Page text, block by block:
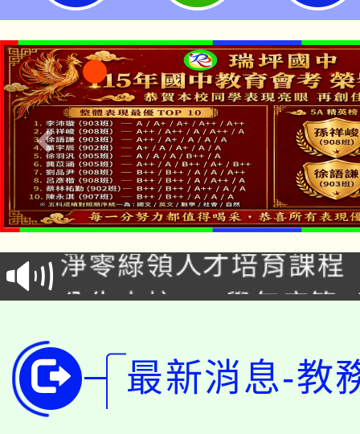
115年食農教育專業人
程
學期銜接期間理賠案件
學籍身 分審查程序及
版
淨零綠領人才培育課程
公告本校115學年度第
車」活動
桃園市115學年度學生
生本土語及新住民語歌
公告本校115學年度第
最新消息-教